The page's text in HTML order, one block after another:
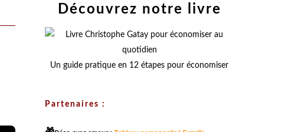
Découvrez notre livre
Un guide pratique en 12 étapes pour économiser
Partenaires :